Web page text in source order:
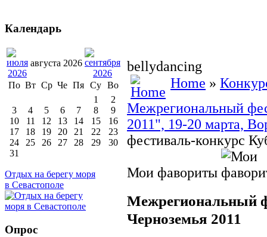
bellydancing
Home »
Межрегиональный
2011", 19-20 марта,
фестиваль-конкурс
Мои фавориты
Межрегиональный
Черноземья 2011
Календарь
августа 2026
По Вт Ср Че Пя Су Во
1
2
3
4 5 6 7 8
9
10
11 12 13 14 15
16
17
18 19 20 21 22
23
24
25 26 27 28 29
30
31
Отдых на берегу моря
в Севастополе
Опрос